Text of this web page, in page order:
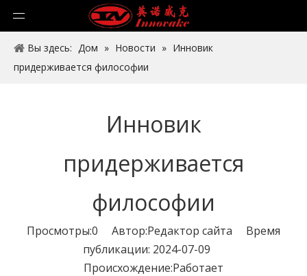
Вы здесь: Дом » Новости » Инновик
придерживается философии
Инновик
придерживается
философии
Просмотры:0 Автор:Pедактор сайта Время
публикации: 2024-07-09
Происхождение:Работает